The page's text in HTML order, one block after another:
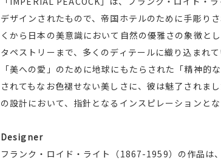
デザインされたもので、帝国ホテルのために手彫り
くから日本の美意識において自然の優雅さの象徴と
タペストリーまで、多くのディテールに織り込まれ
「美への愛」のために地球にもたらされた「精神
されてもなお色褪せない美しさに、彼は魅了されま
の設計において、指針となるインスピレーションとな
Designer
フランク・ロイド・ライト（1867-1959）の作品は